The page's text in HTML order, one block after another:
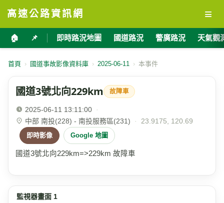
高速公路資訊網 ≡
🏠 📌 即時路況地圖 國道路況 警廣路況 天氣觀
首頁 › 國道事故影像資料庫 › 2025-06-11 › 本事件
國道3號北向229km 故障車
2025-06-11 13:11:00
·
中部 南投(228) - 南投服務區(231)
· 23.9175, 120.69
即時影像 Google 地圖
國道3號北向229km=>229km 故障車
監視器畫面 1